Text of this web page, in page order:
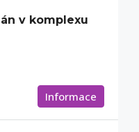
v komplexu
Informace